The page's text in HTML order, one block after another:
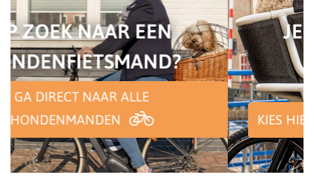
JE HOND MEE IN DE
BAKFIETS?
KIES HIER JOUW IDEALE BAKFIETS